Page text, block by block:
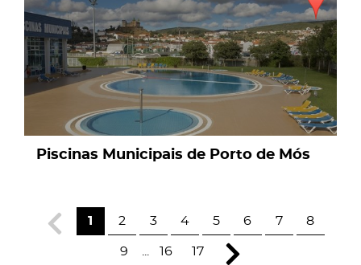
Piscinas Municipais de Porto de Mós
1 2 3 4 5 6 7 8
9 16 17